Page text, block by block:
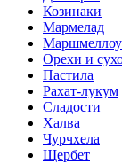
Козинаки
Мармелад
Маршмеллоу
Орехи и
Пастила
Рахат-лукум
Сладости
Халва
Чурчхела
Щербет